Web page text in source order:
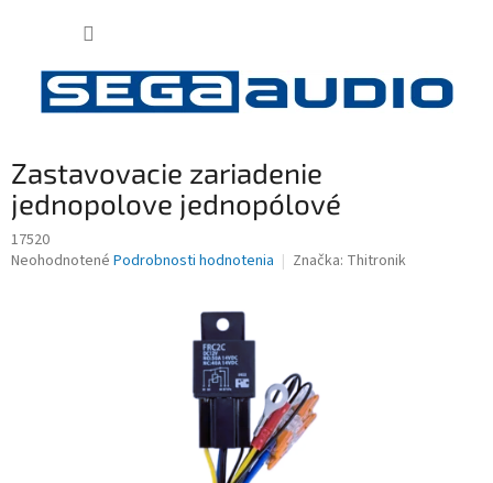
Zastavovacie zariadenie
jednopolove jednopólové
17520
Priemerné
Neohodnotené Podrobnosti hodnotenia Značka: Thitronik